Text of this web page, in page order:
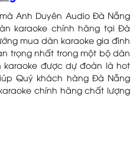
Anh Duyên Audio Đà Nẵng
karaoke chính hãng tại Đà
mua dàn karaoke gia đình
trọng nhất trong một bộ dàn
karaoke được dự đoán là hot
Quý khách hàng Đà Nẵng
chính hãng chất lượng